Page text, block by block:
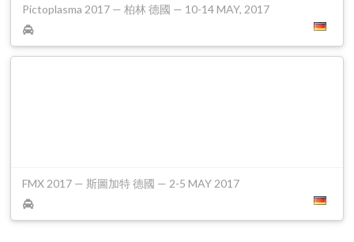
Pictoplasma 2017 — 柏林 德國 — 10-14 MAY, 2017
FMX 2017 — 斯圖加特 德國 — 2-5 MAY 2017